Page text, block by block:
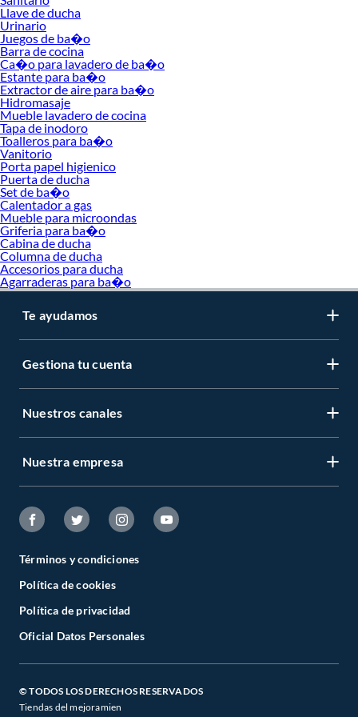
Llave de ducha
Urinario
Juegos de ba�o
Barra de cocina
Ca�o para lavadero de ba�o
Estante para ba�o
Extractor de aire para ba�o
Hidromasaje
Mueble lavadero de cocina
Tapa de inodoro
Toalleros para ba�o
Vanitorio
Porta papel higienico
Puerta de ducha
Set de ba�o
Calentador a gas
Mueble para microondas
Griferia para ba�o
Cabina de ducha
Columna de ducha
Accesorios para ducha
Agarraderas para ba�o
Te ayudamos
Gestiona tu cuenta
Nuestros canales
Nuestra empresa
Términos y condiciones
Política de cookies
Política de privacidad
Oficial Datos Personales
© TODOS LOS DERECHOS RESERVADOS
Tiendas del mejoramien